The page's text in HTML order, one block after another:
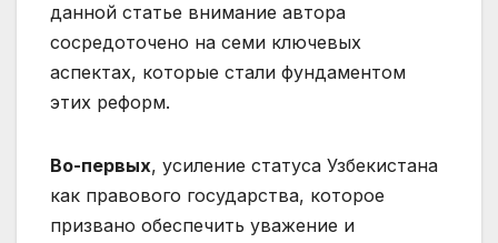
данной статье внимание автора
сосредоточено на семи ключевых
аспектах, которые стали фундаментом
этих реформ.
Во-первых, усиление статуса Узбекистана
как правового государства, которое
призвано обеспечить уважение и